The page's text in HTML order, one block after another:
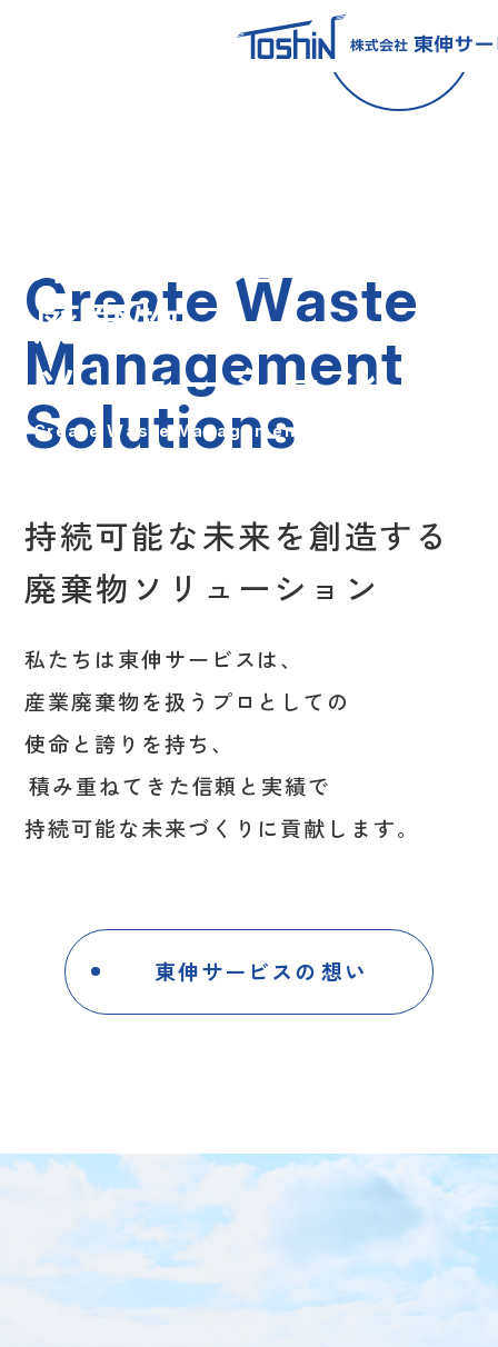
未 造す
廃棄物
ソリューション
Create Wa s te M ana gemen
So ut s
回収・ご相談は
コチラ
Create Waste
Management
Solutions
持続可能な未来を創造する
廃棄物ソリューション
私たちは東伸サービスは、
産業廃棄物を扱うプロとしての
使命と誇りを持ち、
⁨⁩積み重ねてきた信頼と実績で
持続可能な未来づくりに貢献します。
東伸サービスの⁨⁩想い